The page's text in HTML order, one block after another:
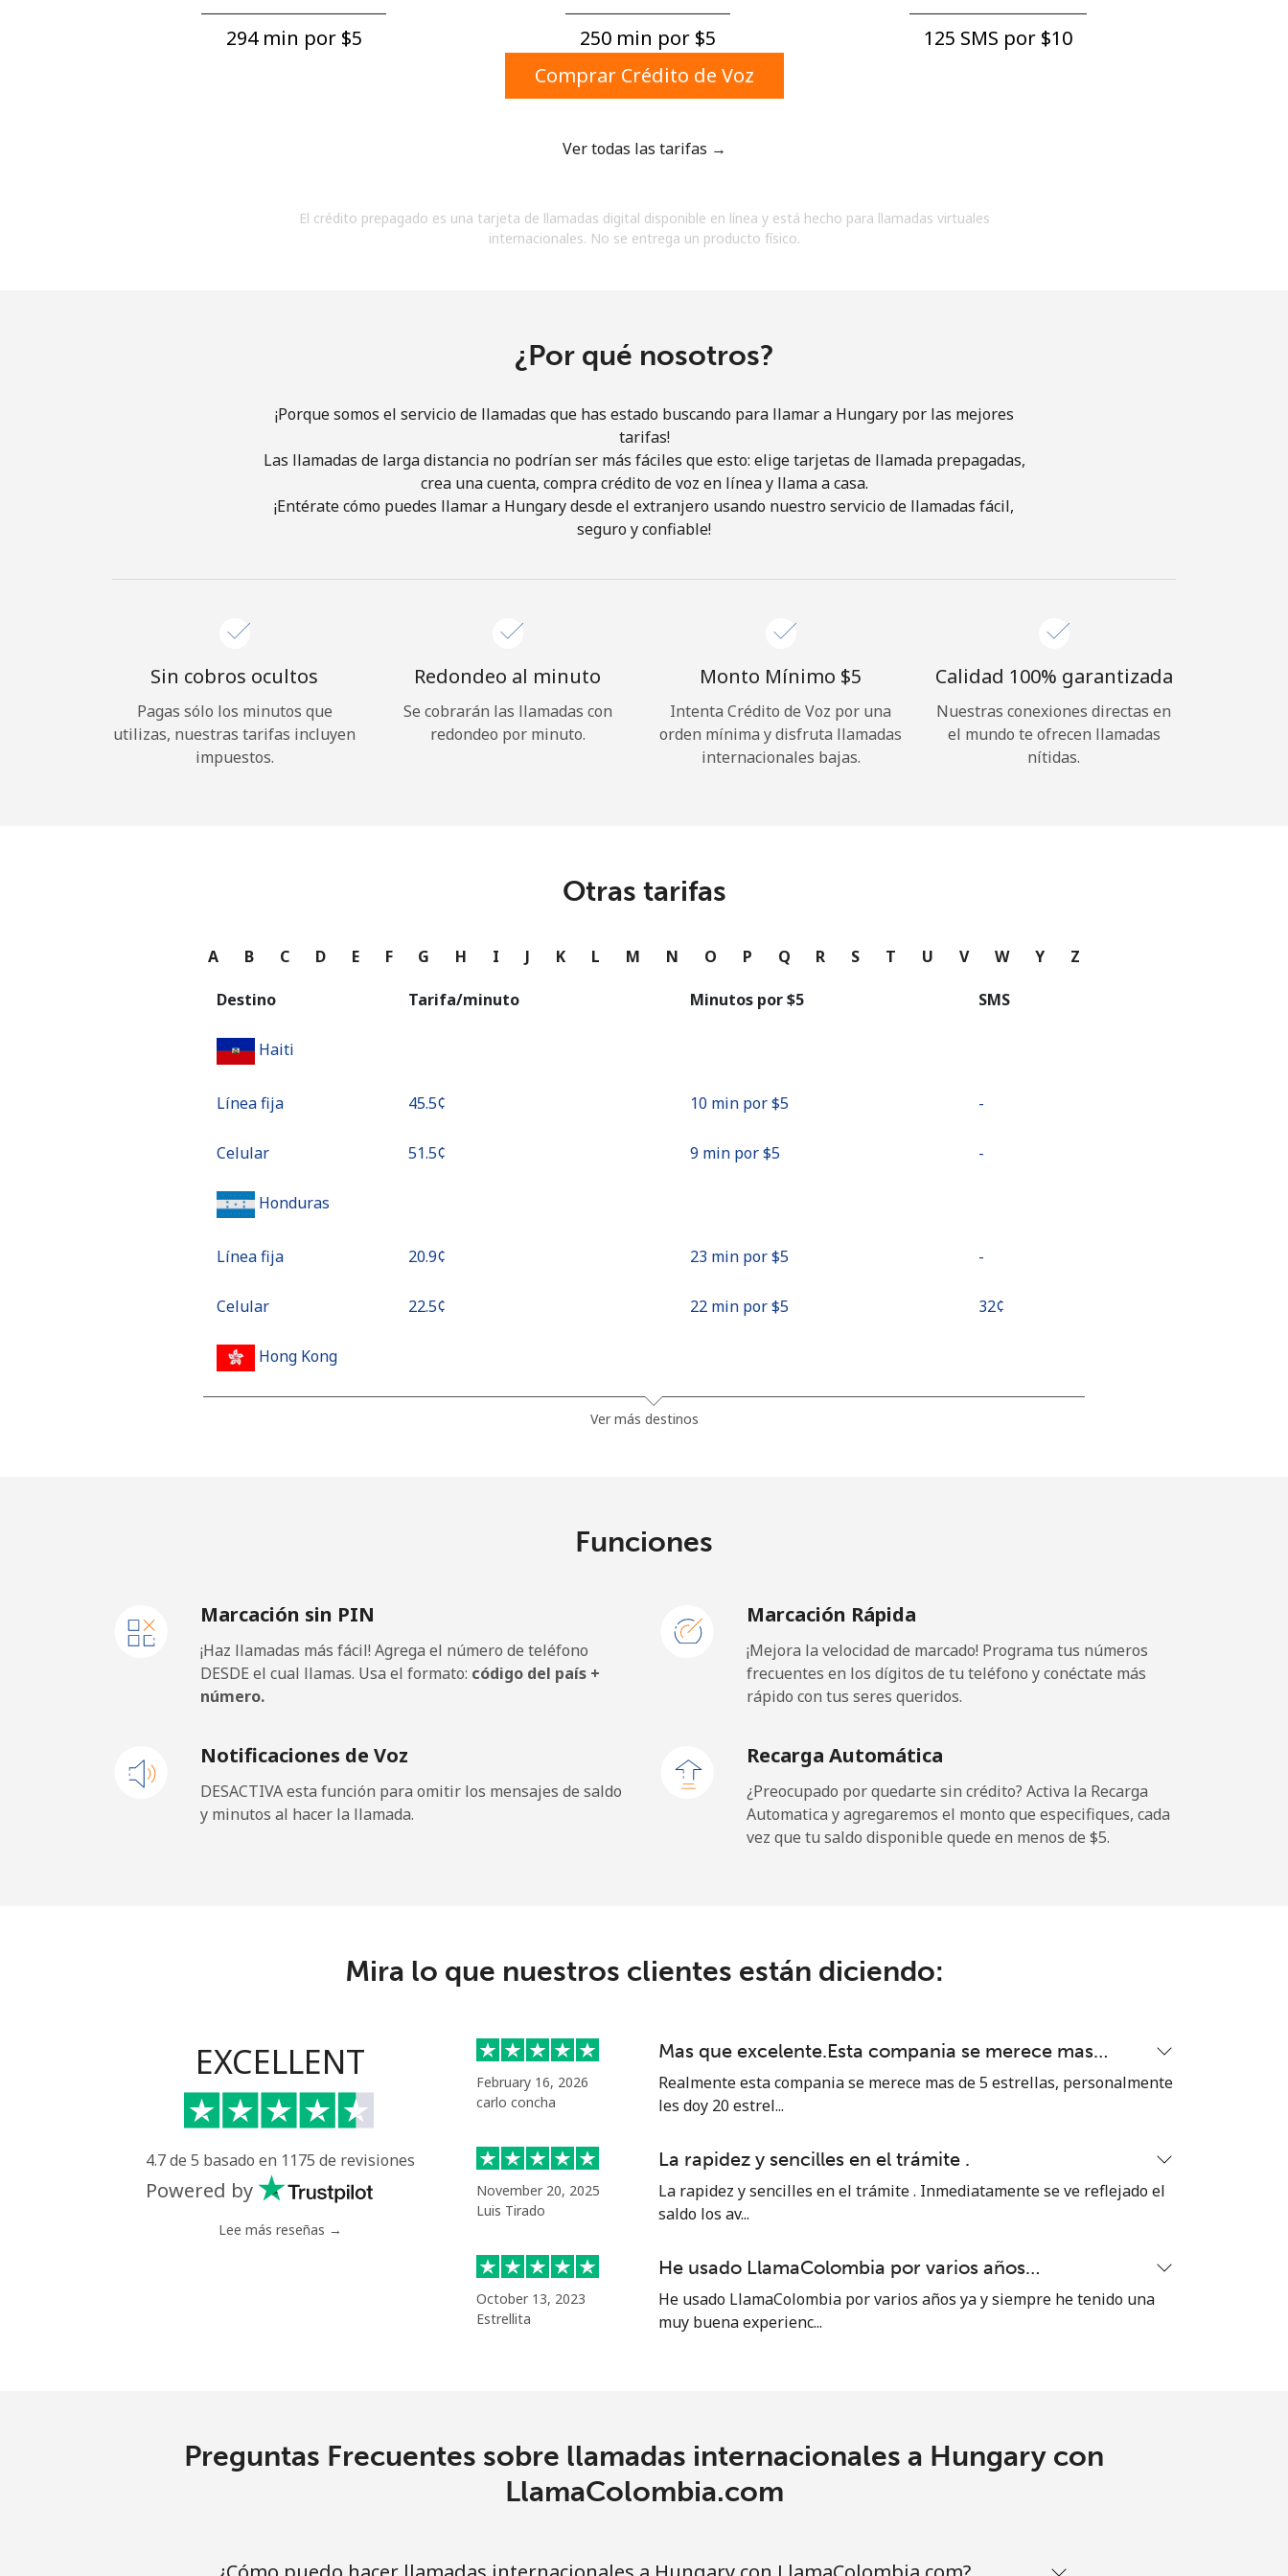
Un caracter especial
ofertas.
Únete
¡Hola!
¿Olvidaste tu contraseña? →
Continuar con
294 min por ⁦$5⁩ 250 min por ⁦$5⁩
125 SMS por ⁦$10⁩
Comprar Crédito de Voz
Ver todas las tarifas →
El crédito prepagado es una tarjeta de llamadas digital disponible en línea y está hecho para llamadas virtuales
internacionales. No se entrega un producto físico.
¿Por qué nosotros?
¡Porque somos el servicio de llamadas que has estado buscando para llamar a Hungary por las mejores
tarifas!
Las llamadas de larga distancia no podrían ser más fáciles que esto: elige tarjetas de llamada prepagadas,
crea una cuenta, compra crédito de voz en línea y llama a casa.
¡Entérate cómo puedes llamar a Hungary desde el extranjero usando nuestro servicio de llamadas fácil,
seguro y confiable!
Sin cobros ocultos
Pagas sólo los minutos que
utilizas, nuestras tarifas incluyen
impuestos.
Redondeo al minuto
Se cobrarán las llamadas con
redondeo por minuto.
Monto Mínimo ⁦$5⁩
Intenta Crédito de Voz por una
orden mínima y disfruta llamadas
internacionales bajas.
Calidad 100% garantizada
Nuestras conexiones directas en
el mundo te ofrecen llamadas
nítidas.
Otras tarifas
A B C D E F G H I J K L M N O P Q R S T U V W Y Z
Destino Tarifa/minuto Minutos por ⁦$5⁩ SMS
Haiti
Línea fija ⁦45.5¢⁩ 10 min por ⁦$5⁩ -
Celular ⁦51.5¢⁩ 9 min por ⁦$5⁩ -
Honduras
Línea fija ⁦20.9¢⁩ 23 min por ⁦$5⁩ -
Celular ⁦22.5¢⁩ 22 min por ⁦$5⁩ ⁦32¢⁩
Hong Kong
Celular 250 min por ⁦$5⁩
Ver más destinos
Funciones
Marcación sin PIN
¡Haz llamadas más fácil! Agrega el número de teléfono
DESDE el cual llamas. Usa el formato: código del país +
número.
Marcación Rápida
¡Mejora la velocidad de marcado! Programa tus números
frecuentes en los dígitos de tu teléfono y conéctate más
rápido con tus seres queridos.
Notificaciones de Voz
DESACTIVA esta función para omitir los mensajes de saldo
y minutos al hacer la llamada.
Recarga Automática
¿Preocupado por quedarte sin crédito? Activa la Recarga
Automatica y agregaremos el monto que especifiques, cada
vez que tu saldo disponible quede en menos de ⁦$5⁩.
Mira lo que nuestros clientes están diciendo:
EXCELLENT
4.7 de 5 basado en 1175 de revisiones
Powered by
Lee más reseñas →
February 16, 2026
carlo concha
Mas que excelente.Esta compania se merece mas…
Realmente esta compania se merece mas de 5 estrellas, personalmente
les doy 20 estrel...
November 20, 2025
Luis Tirado
La rapidez y sencilles en el trámite .
La rapidez y sencilles en el trámite . Inmediatamente se ve reflejado el
saldo los av...
October 13, 2023
Estrellita
He usado LlamaColombia por varios años…
He usado LlamaColombia por varios años ya y siempre he tenido una
muy buena experienc...
Preguntas Frecuentes sobre llamadas internacionales a Hungary con
LlamaColombia.com